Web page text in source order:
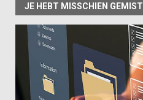
JE HEBT MISSCHIEN GEMIST